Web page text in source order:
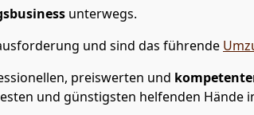
unterwegs.
und sind das führende
preiswerten und
und günstigsten helfenden Hände